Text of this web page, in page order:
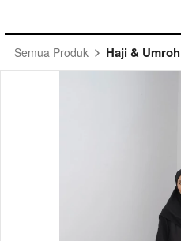
Semua Produk Haji & Umroh